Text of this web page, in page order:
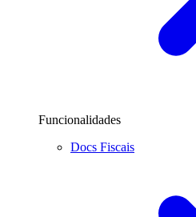
Funcionalidades
Docs Fiscais